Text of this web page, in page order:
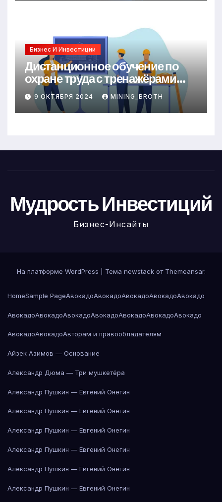
Бизнес И Инвестиции
Дистанционное обучение по
охране труда с тренажёрами
онлайн
9 ОКТЯБРЯ 2024 MINING_BROTH
Мудрость Инвестиций
Бизнес-Инсайты
На платформе WordPress Тема newstack от Themeansar.
HomeSample PageАвокадоАвокадоАвокадоАвокадоАвокадо
АвокадоАвокадоАвокадоАвокадоАвокадоАвокадоАвокадо
АвокадоАвокадоАвторам и правообладателям
Айзек Азимов — Основание
Александр Дюма — Три мушкетёра
Александр Пушкин — Евгений Онегин
Александр Пушкин — Евгений Онегин
Александр Пушкин — Евгений Онегин
Александр Пушкин — Евгений Онегин
Александр Пушкин — Евгений Онегин
Александр Пушкин — Евгений Онегин